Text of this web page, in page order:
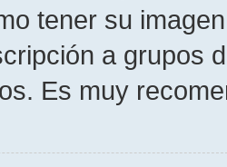
tener su
a grupos
Es muy